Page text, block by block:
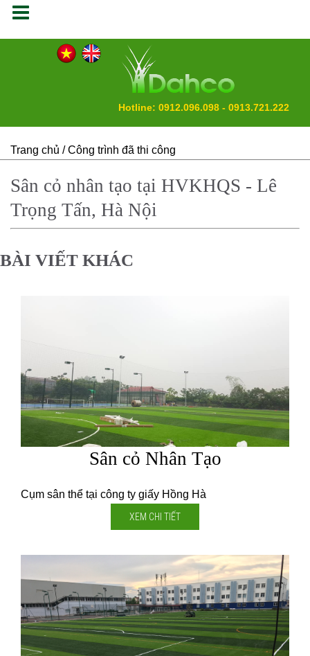
Hotline: 0912.096.098 - 0913.721.222
Trang chủ / Công trình đã thi công
Sân cỏ nhân tạo tại HVKHQS - Lê
Trọng Tấn, Hà Nội
BÀI VIẾT KHÁC
Sân cỏ Nhân Tạo
Cụm sân thể tại công ty giấy Hồng Hà
XEM CHI TIẾT